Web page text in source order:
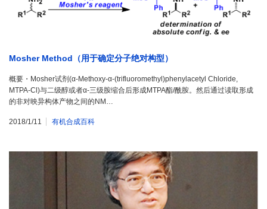
Mosher Method（用于确定分子绝对构型）
概要・Mosher试剂(α-Methoxy-α-(trifluoromethyl)phenylacetyl Chloride,
MTPA-Cl)与二级醇或者α-三级胺缩合后形成MTPA酯/酰胺。然后通过读取形成
的非对映异构体产物之间的NM…
2018/1/11 有机合成百科